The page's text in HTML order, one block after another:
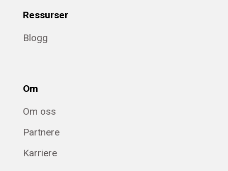
Ressurser
Blogg
Om
Om oss
Partnere
Karriere